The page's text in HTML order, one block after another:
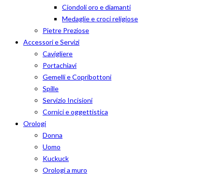
Ciondoli oro e diamanti
Medaglie e croci religiose
Pietre Preziose
Accessori e Servizi
Cavigliere
Portachiavi
Gemelli e Copribottoni
Spille
Servizio Incisioni
Cornici e oggettistica
Orologi
Donna
Uomo
Kuckuck
Orologi a muro